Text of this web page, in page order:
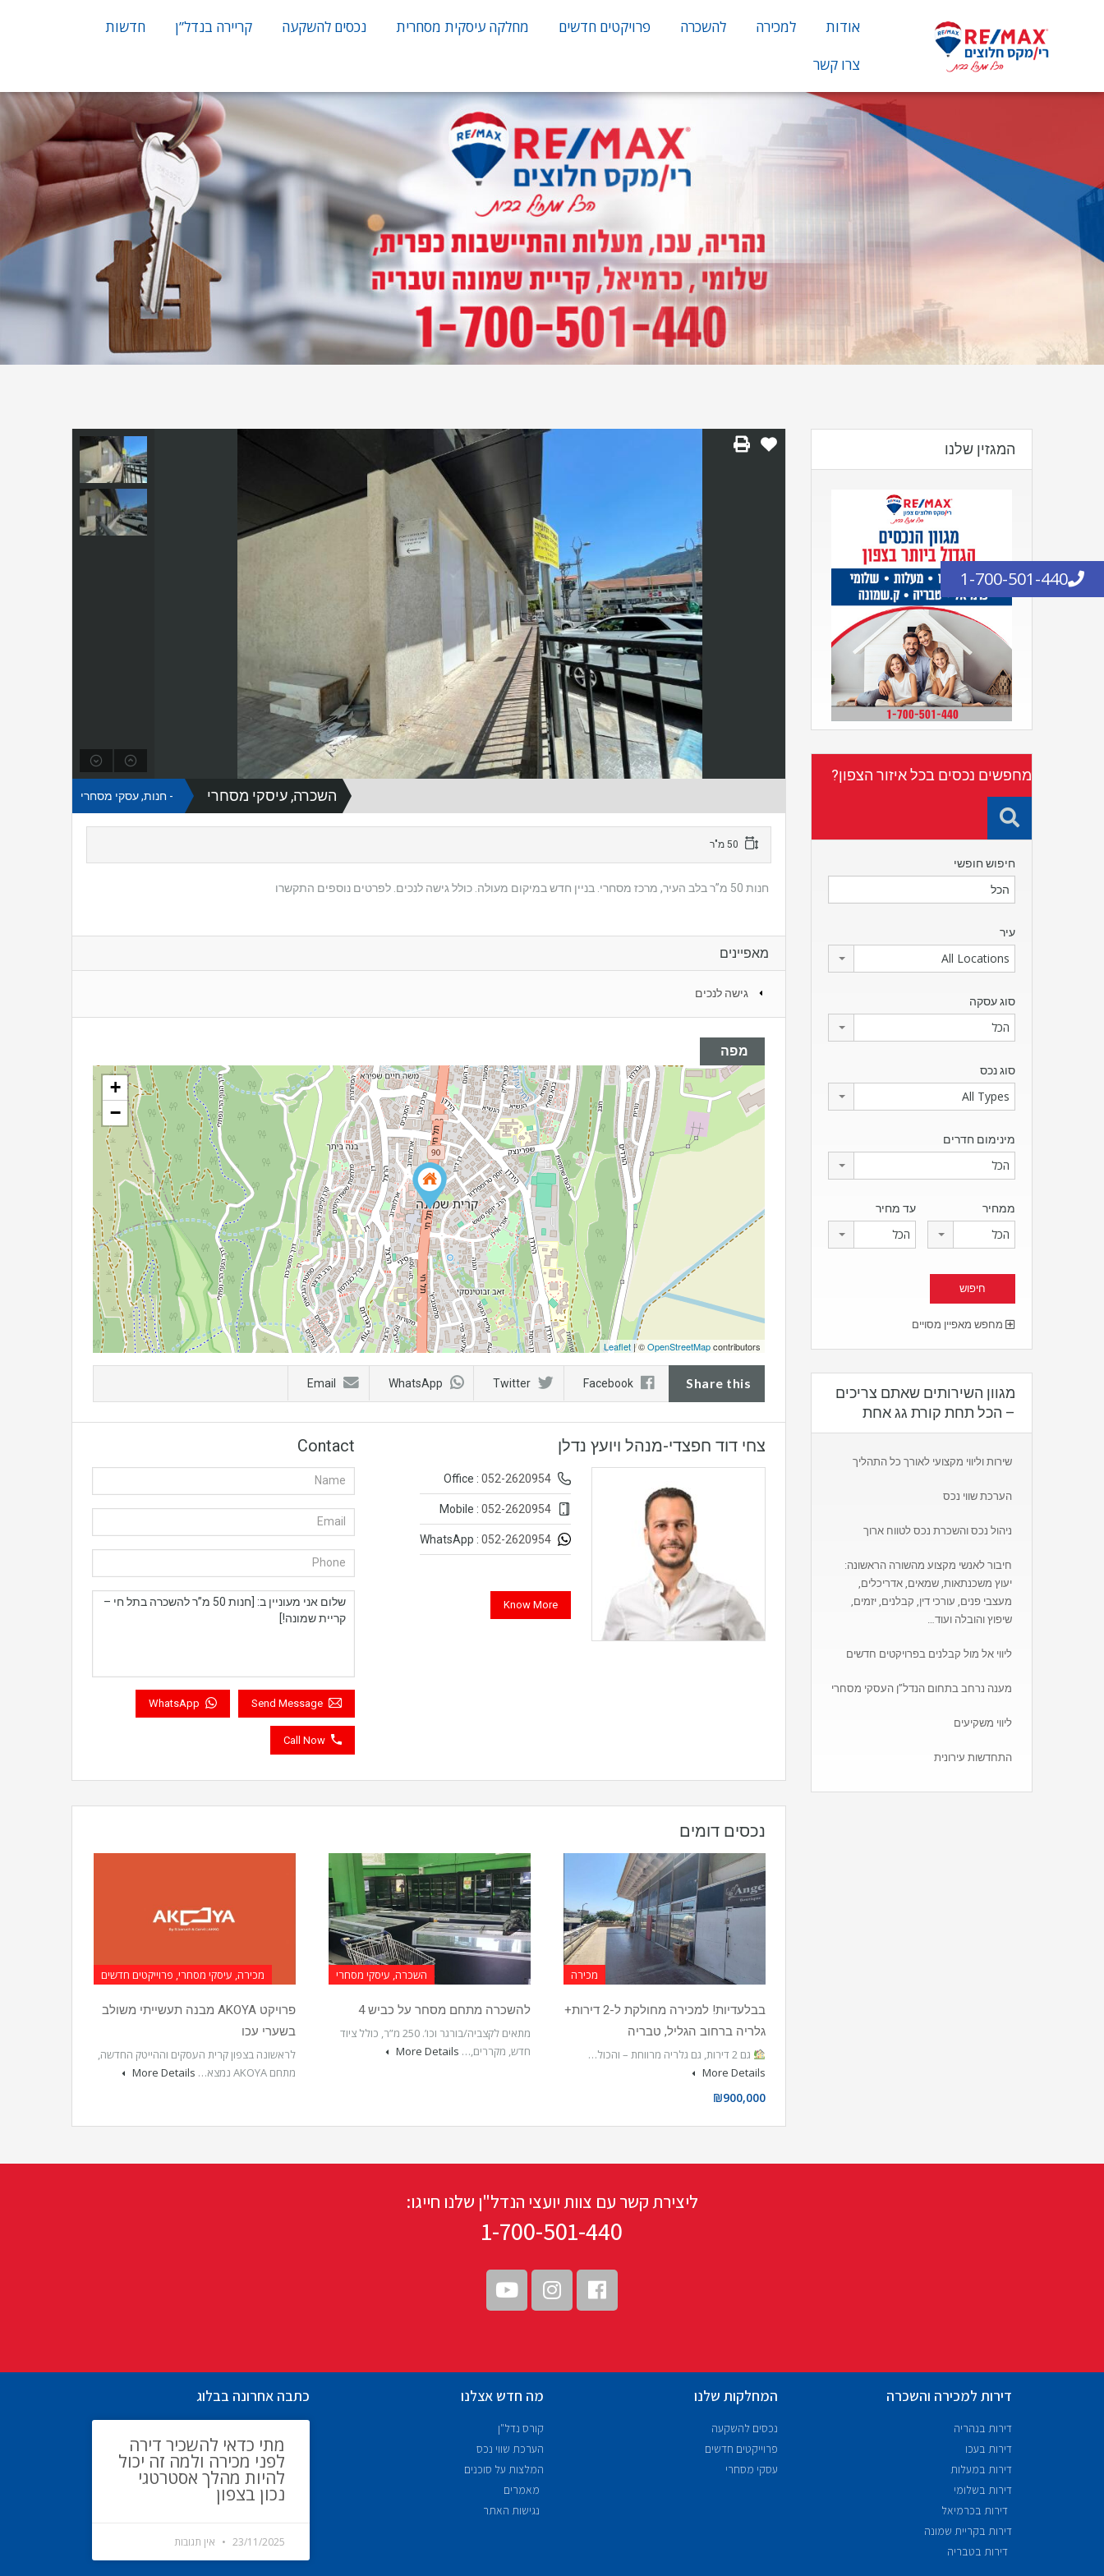
אודות למכירה להשכרה פרויקטים חדשים מחלקה עיסקית מסחרית נכסים להשקעה קריירה בנדל”ן
חדשות
צרו קשר
השכרה, עיסקי מסחרי - חנות, עסקי מסחרי
חנות 50 מ”ר בלב העיר, מרכז מסחרי. בניין חדש במיקום מעולה. כולל גישה לנכים. לפרטים נוספים התקשרו
מאפיינים
גישה לנכים
מפה
+
−
Leaflet | ©OpenStreetMapcontributors
Share this
Facebook
Twitter
WhatsApp
Email
צחי דוד חפצדי-מנהל ויועץ נדלן
052-2620954
052-2620954
052-2620954
Know More
Contact
Send Message
WhatsApp
Call Now
נכסים דומים
מכירה
בבלעדיות! למכירה מחולקת ל-2 דירות+
גלריה ברחוב הגליל, טבריה
גם 2 דירות, גם גלריה מרווחת – והכול…
More Details
₪900,000
השכרה, עיסקי מסחרי
להשכרה מתחם מסחר על כביש 4
מתאים לקצביה/בורגר וכו’. 250 מ”ר, כולל ציוד
חדש, מקררים,… More Details
מכירה, עיסקי מסחרי, פרוייקטים חדשים
פרויקט AKOYA מבנה תעשייתי משולב
בשערי עכו
לראשונה בצפון קרית העסקים וההייטק החדשה,
מתחם AKOYA נמצא…
More Details
המגזין שלנו
מחפשים נכסים בכל איזור הצפון?
חיפוש חופשי
עיר
All Locations
סוג עסקה
הכל
סוג נכס
All Types
מינימום חדרים
הכל
ממחיר
הכל
עד מחיר
הכל
מחפש מאפיין מסויים
מגוון השירותים שאתם צריכים
– הכל תחת קורת גג אחת
שירות וליווי מקצועי לאורך כל התהליך
הערכת שווי נכס
ניהול נכס והשכרת נכס לטווח ארוך
חיבור לאנשי מקצוע מהשורה הראשונה:
יעוץ משכנתאות, שמאים, אדריכלים,
מעצבי פנים, עורכי דין, קבלנים, יזמים,
שיפוץ והובלה ועוד…
ליווי אל מול קבלנים בפרויקטים חדשים
מענה נרחב בתחום הנדל”ן העסקי מסחרי
ליווי משקיעים
התחדשות עירונית
ליצירת קשר עם צוות יועצי הנדל"ן שלנו חייגו:
1-700-501-440
1-700-501-440
דירות למכירה והשכרה
דירות בנהריה
דירות בעכו
דירות במעלות
דירות בשלומי
דירות בכרמיאל
דירות בקריית שמונה
דירות בטבריה
המחלקות שלנו
נכסים להשקעה
פרוייקטים חדשים
עסקי מסחרי
מה חדש אצלנו
קורס נדל"ן
הערכת שווי נכס
המלצות על סוכנים
מאמרים
נגישות האתר
כתבה אחרונה בבלוג
מתי כדאי להשכיר דירה
לפני מכירה ולמה זה יכול
להיות מהלך אסטרטגי
נכון בצפון
23/11/2025 אין תגובות